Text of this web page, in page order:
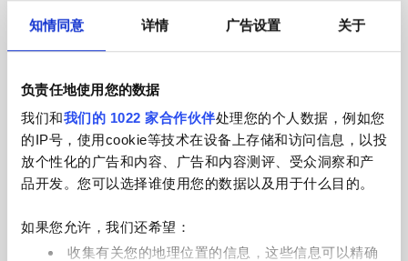
知情同意 详情 广告设置 关于
负责任地使用您的数据
我们和我们的 1022 家合作伙伴处理您的个人数据，例如您
的IP号，使用cookie等技术在设备上存储和访问信息，以投
放个性化的广告和内容、广告和内容测评、受众洞察和产
品开发。您可以选择谁使用您的数据以及用于什么目的。
如果您允许，我们还希望：
收集有关您的地理位置的信息，这些信息可以精确
提高您的网络声誉
获得在您诊所完成治疗的病人所给出的可靠评分
与评价。